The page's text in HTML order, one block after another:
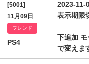
[5001]
11月09日
フレンド
PS4
2023-11-
表示期限
下追加
で変えま